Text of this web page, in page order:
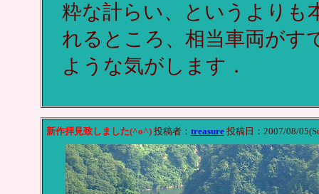
粋な計らい、というよりも
れるところ、相当車両がす
ような気がします．
新作拝見致しました(^o^)投稿者： treasure投稿日：2007/08/